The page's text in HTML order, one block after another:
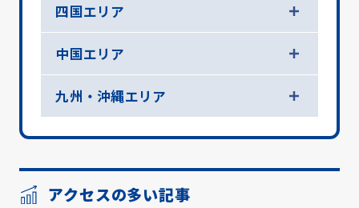
四国エリア
中国エリア
九州・沖縄エリア
アクセスの多い記事